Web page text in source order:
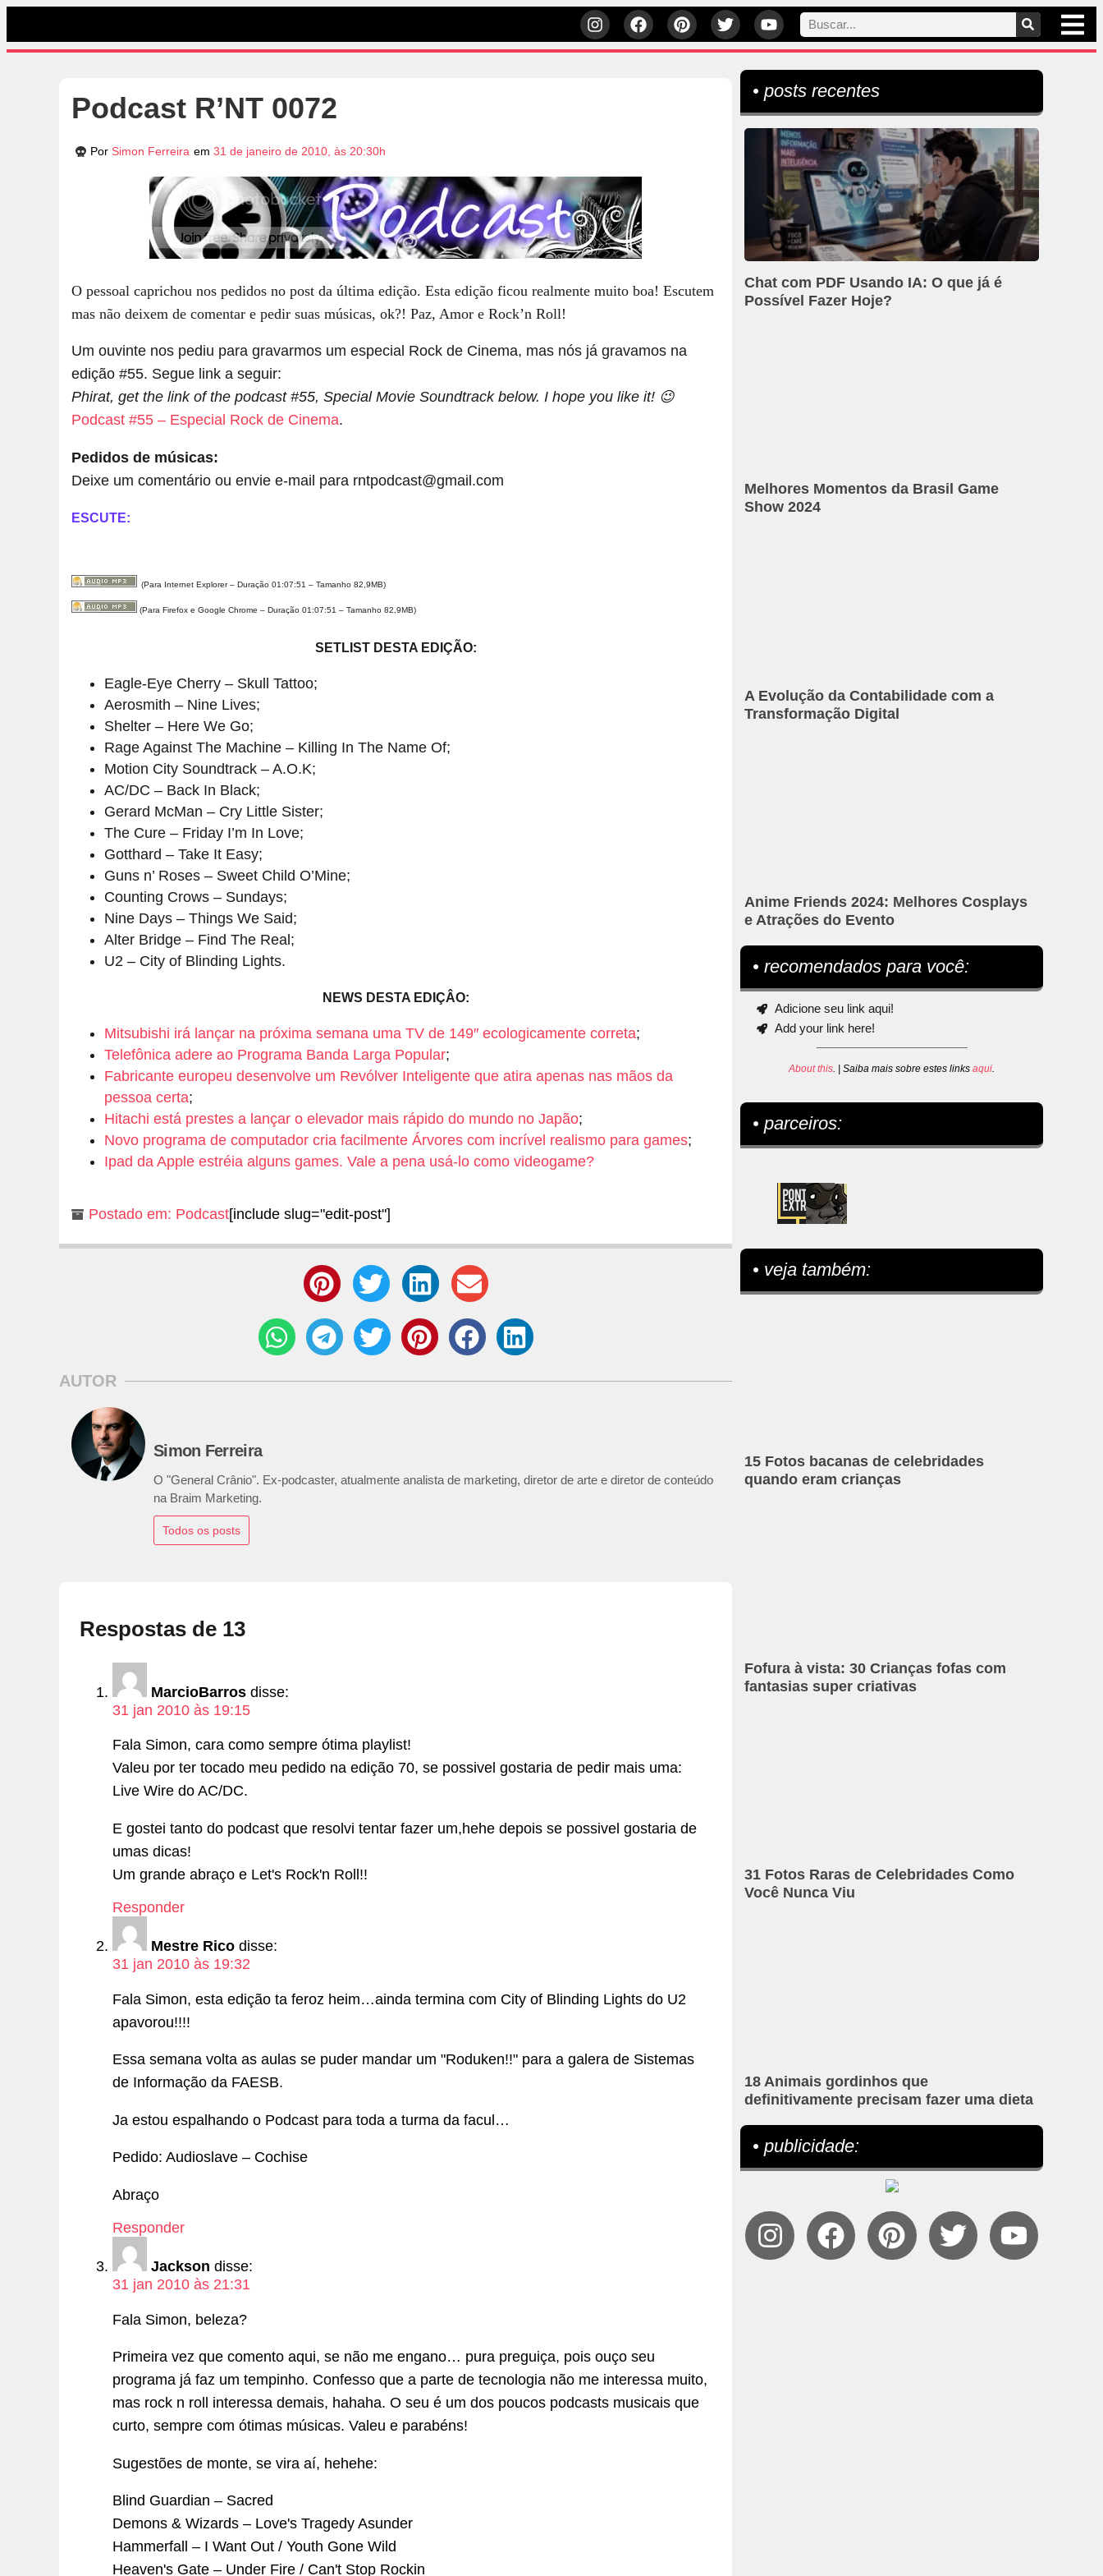
Podcast R’NT 0072
Por Simon Ferreira em 31 de janeiro de 2010, às 20:30h
O pessoal caprichou nos pedidos no post da última edição. Esta edição ficou realmente muito boa! Escutem
mas não deixem de comentar e pedir suas músicas, ok?! Paz, Amor e Rock’n Roll!
Um ouvinte nos pediu para gravarmos um especial Rock de Cinema, mas nós já gravamos na
edição #55. Segue link a seguir:
Phirat, get the link of the podcast #55, Special Movie Soundtrack below. I hope you like it! 😉
Podcast #55 – Especial Rock de Cinema.
Pedidos de músicas:
Deixe um comentário ou envie e-mail para rntpodcast@gmail.com
ESCUTE:
(Para Internet Explorer – Duração 01:07:51 – Tamanho 82,9MB)
(Para Firefox e Google Chrome – Duração 01:07:51 – Tamanho 82,9MB)
SETLIST DESTA EDIÇÃO:
Eagle-Eye Cherry – Skull Tattoo;
Aerosmith – Nine Lives;
Shelter – Here We Go;
Rage Against The Machine – Killing In The Name Of;
Motion City Soundtrack – A.O.K;
AC/DC – Back In Black;
Gerard McMan – Cry Little Sister;
The Cure – Friday I’m In Love;
Gotthard – Take It Easy;
Guns n’ Roses – Sweet Child O’Mine;
Counting Crows – Sundays;
Nine Days – Things We Said;
Alter Bridge – Find The Real;
U2 – City of Blinding Lights.
NEWS DESTA EDIÇÂO:
Mitsubishi irá lançar na próxima semana uma TV de 149″ ecologicamente correta;
Telefônica adere ao Programa Banda Larga Popular;
Fabricante europeu desenvolve um Revólver Inteligente que atira apenas nas mãos da
pessoa certa;
Hitachi está prestes a lançar o elevador mais rápido do mundo no Japão;
Novo programa de computador cria facilmente Árvores com incrível realismo para games;
Ipad da Apple estréia alguns games. Vale a pena usá-lo como videogame?
Postado em: Podcast[include slug="edit-post"]
AUTOR
Simon Ferreira
O "General Crânio". Ex-podcaster, atualmente analista de marketing, diretor de arte e diretor de conteúdo
na Braim Marketing.
Todos os posts
Respostas de 13
MarcioBarros disse:
31 jan 2010 às 19:15
Fala Simon, cara como sempre ótima playlist!
Valeu por ter tocado meu pedido na edição 70, se possivel gostaria de pedir mais uma:
Live Wire do AC/DC.
E gostei tanto do podcast que resolvi tentar fazer um,hehe depois se possivel gostaria de
umas dicas!
Um grande abraço e Let's Rock'n Roll!!
Responder
Mestre Rico disse:
31 jan 2010 às 19:32
Fala Simon, esta edição ta feroz heim…ainda termina com City of Blinding Lights do U2
apavorou!!!!
Essa semana volta as aulas se puder mandar um "Roduken!!" para a galera de Sistemas
de Informação da FAESB.
Ja estou espalhando o Podcast para toda a turma da facul…
Pedido: Audioslave – Cochise
Abraço
Responder
Jackson disse:
31 jan 2010 às 21:31
Fala Simon, beleza?
Primeira vez que comento aqui, se não me engano… pura preguiça, pois ouço seu
programa já faz um tempinho. Confesso que a parte de tecnologia não me interessa muito,
mas rock n roll interessa demais, hahaha. O seu é um dos poucos podcasts musicais que
curto, sempre com ótimas músicas. Valeu e parabéns!
Sugestões de monte, se vira aí, hehehe:
Blind Guardian – Sacred
Demons & Wizards – Love's Tragedy Asunder
Hammerfall – I Want Out / Youth Gone Wild
Heaven's Gate – Under Fire / Can't Stop Rockin
• posts recentes
Chat com PDF Usando IA: O que já é
Possível Fazer Hoje?
Melhores Momentos da Brasil Game
Show 2024
A Evolução da Contabilidade com a
Transformação Digital
Anime Friends 2024: Melhores Cosplays
e Atrações do Evento
• recomendados para você:
Adicione seu link aqui!
Add your link here!
About this. | Saiba mais sobre estes linksaqui.
• parceiros:
• veja também:
15 Fotos bacanas de celebridades
quando eram crianças
Fofura à vista: 30 Crianças fofas com
fantasias super criativas
31 Fotos Raras de Celebridades Como
Você Nunca Viu
18 Animais gordinhos que
definitivamente precisam fazer uma dieta
• publicidade: